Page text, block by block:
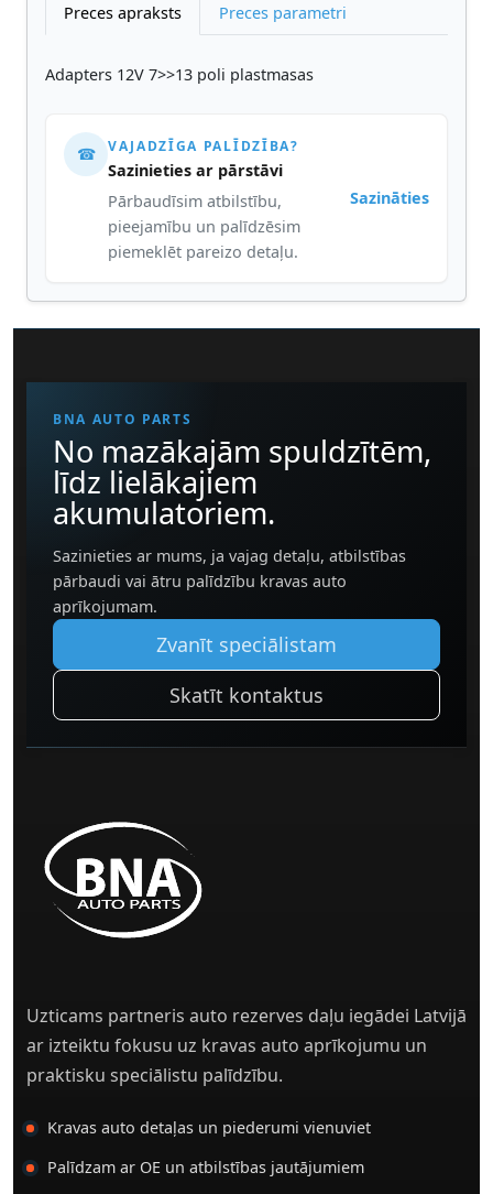
Preces apraksts Preces parametri
Adapters 12V 7>>13 poli plastmasas
☎ VAJADZĪGA PALĪDZĪBA?
Sazinieties ar pārstāvi
Pārbaudīsim atbilstību,
pieejamību un palīdzēsim
piemeklēt pareizo detaļu.
Sazināties
BNA AUTO PARTS
No mazākajām spuldzītēm,
līdz lielākajiem
akumulatoriem.
Sazinieties ar mums, ja vajag detaļu, atbilstības
pārbaudi vai ātru palīdzību kravas auto
aprīkojumam.
Zvanīt speciālistam
Skatīt kontaktus
Uzticams partneris auto rezerves daļu iegādei Latvijā
ar izteiktu fokusu uz kravas auto aprīkojumu un
praktisku speciālistu palīdzību.
Kravas auto detaļas un piederumi vienuviet
Palīdzam ar OE un atbilstības jautājumiem